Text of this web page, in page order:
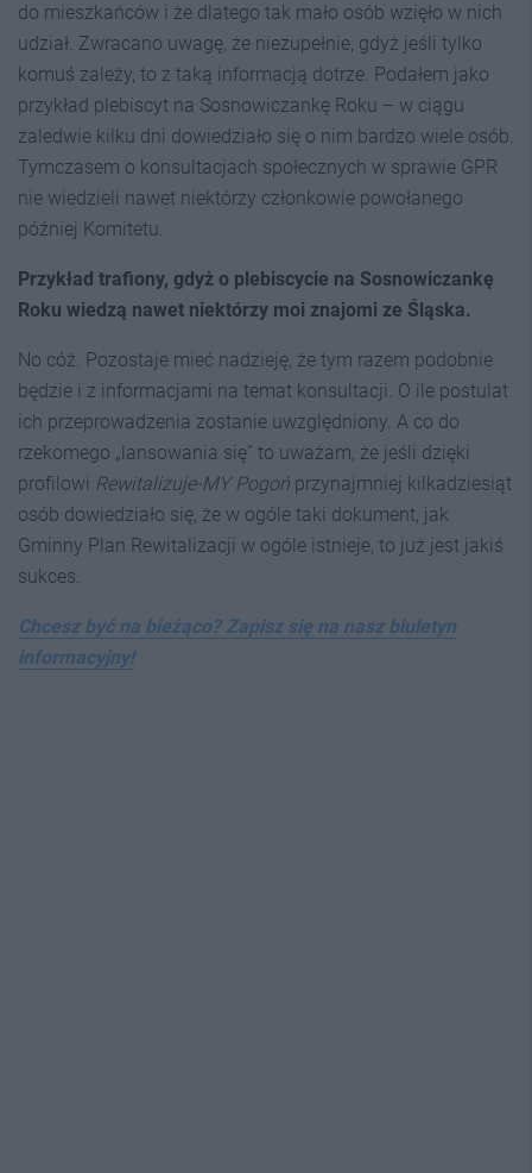
do mieszkańców i że dlatego tak mało osób wzięło w nich
udział. Zwracano uwagę, że niezupełnie, gdyż jeśli tylko
komuś zależy, to z taką informacją dotrze. Podałem jako
przykład plebiscyt na Sosnowiczankę Roku – w ciągu
zaledwie kilku dni dowiedziało się o nim bardzo wiele osób.
Tymczasem o konsultacjach społecznych w sprawie GPR
nie wiedzieli nawet niektórzy członkowie powołanego
później Komitetu.
Przykład trafiony, gdyż o plebiscycie na Sosnowiczankę
Roku wiedzą nawet niektórzy moi znajomi ze Śląska.
No cóż. Pozostaje mieć nadzieję, że tym razem podobnie
będzie i z informacjami na temat konsultacji. O ile postulat
ich przeprowadzenia zostanie uwzględniony. A co do
rzekomego „lansowania się” to uważam, że jeśli dzięki
profilowi Rewitalizuje-MY Pogoń przynajmniej kilkadziesiąt
osób dowiedziało się, że w ogóle taki dokument, jak
Gminny Plan Rewitalizacji w ogóle istnieje, to już jest jakiś
sukces.
Chcesz być na bieżąco? Zapisz się na nasz biuletyn
informacyjny!